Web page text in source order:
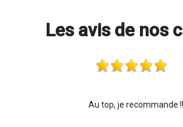
Les avis de nos
Au top, je recommande !!